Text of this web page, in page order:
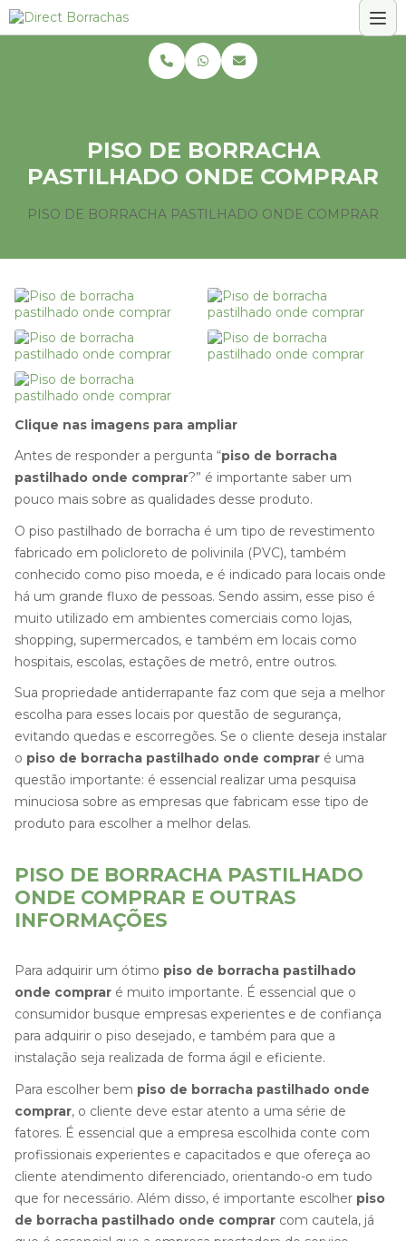
PISO DE BORRACHA PASTILHADO ONDE COMPRAR
PISO DE BORRACHA
PASTILHADO ONDE COMPRAR
Clique nas imagens para ampliar
Antes de responder a pergunta “piso de borracha
pastilhado onde comprar?” é importante saber um
pouco mais sobre as qualidades desse produto.
O piso pastilhado de borracha é um tipo de revestimento
fabricado em policloreto de polivinila (PVC), também
conhecido como piso moeda, e é indicado para locais onde
há um grande fluxo de pessoas. Sendo assim, esse piso é
muito utilizado em ambientes comerciais como lojas,
shopping, supermercados, e também em locais como
hospitais, escolas, estações de metrô, entre outros.
Sua propriedade antiderrapante faz com que seja a melhor
escolha para esses locais por questão de segurança,
evitando quedas e escorregões. Se o cliente deseja instalar
o piso de borracha pastilhado onde comprar é uma
questão importante: é essencial realizar uma pesquisa
minuciosa sobre as empresas que fabricam esse tipo de
produto para escolher a melhor delas.
PISO DE BORRACHA PASTILHADO
ONDE COMPRAR E OUTRAS
INFORMAÇÕES
Para adquirir um ótimo piso de borracha pastilhado
onde comprar é muito importante. É essencial que o
consumidor busque empresas experientes e de confiança
para adquirir o piso desejado, e também para que a
instalação seja realizada de forma ágil e eficiente.
Para escolher bem piso de borracha pastilhado onde
comprar, o cliente deve estar atento a uma série de
fatores. É essencial que a empresa escolhida conte com
profissionais experientes e capacitados e que ofereça ao
cliente atendimento diferenciado, orientando-o em tudo
que for necessário. Além disso, é importante escolher piso
de borracha pastilhado onde comprar com cautela, já